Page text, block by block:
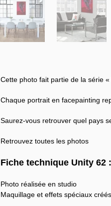
Cette photo fait partie de la série
Chaque portrait en facepainting
Saurez-vous retrouver quel pays
Retrouvez toutes les photos
Fiche technique Unity 62 :
Photo réalisée en studio
Maquillage et effets spéciaux